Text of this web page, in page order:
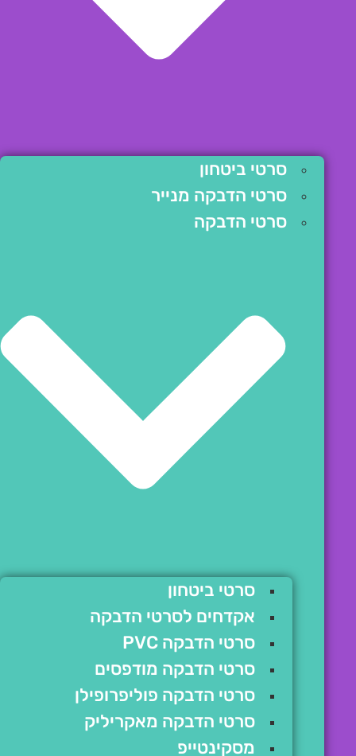
סרטי ביטחון
סרטי הדבקה מנייר
סרטי הדבקה
סרטי ביטחון
אקדחים לסרטי הדבקה
סרטי הדבקה PVC
סרטי הדבקה מודפסים
סרטי הדבקה פוליפרופילן
סרטי הדבקה מאקריליק
מסקינטייפ